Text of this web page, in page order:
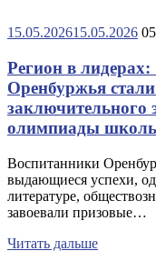
15.05.202615.05.2026
Регион в
Оренбуржья
заключительного
олимпиады
Воспитанники
выдающиеся успехи,
литературе,
завоевали призовые…
Читать дальше